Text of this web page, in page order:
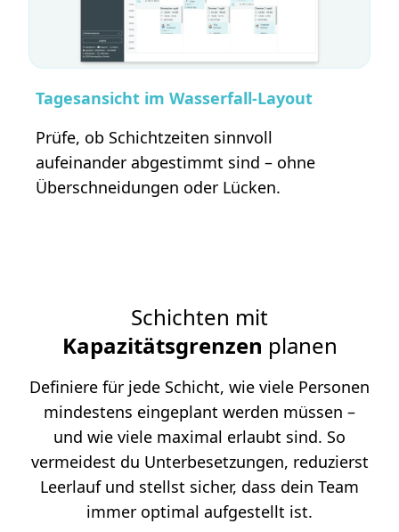
Tagesansicht im Wasserfall-Layout
Prüfe, ob Schichtzeiten sinnvoll
aufeinander abgestimmt sind – ohne
Überschneidungen oder Lücken.
Schichten mit
Kapazitätsgrenzen planen
Definiere für jede Schicht, wie viele Personen
mindestens eingeplant werden müssen –
und wie viele maximal erlaubt sind. So
vermeidest du Unterbesetzungen, reduzierst
Leerlauf und stellst sicher, dass dein Team
immer optimal aufgestellt ist.